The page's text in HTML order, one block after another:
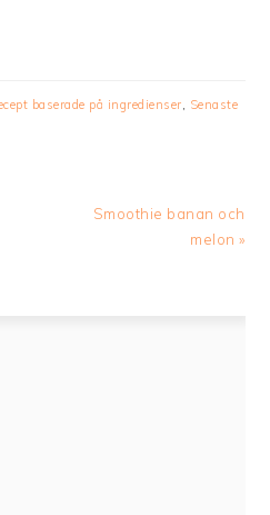
baserade på ingredienser Senaste
Next
Smoothie banan och
melon »